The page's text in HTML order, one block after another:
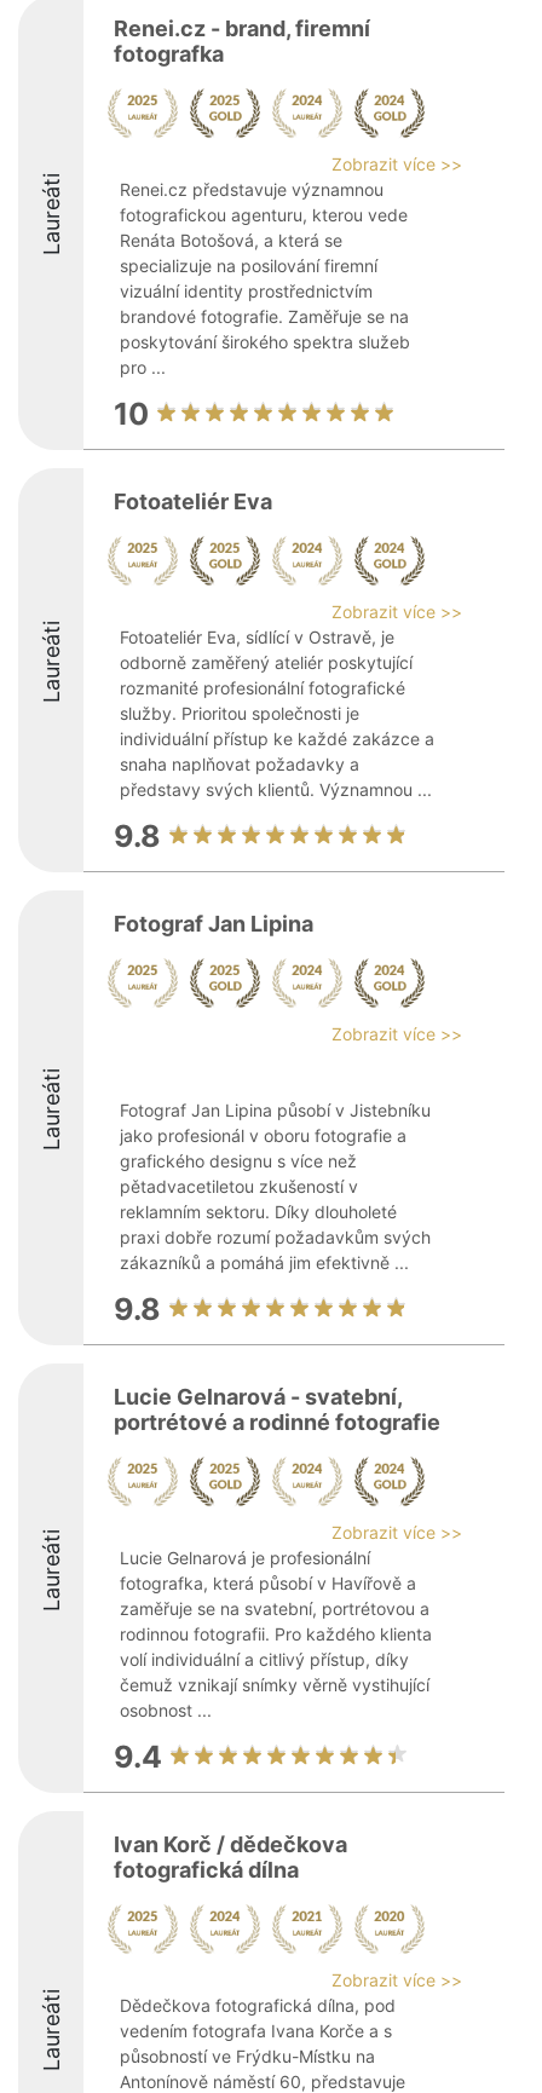
Laureáti
Renei.cz - brand, firemní
fotografka
Zobrazit více >>
Renei.cz představuje významnou
fotografickou agenturu, kterou vede
Renáta Botošová, a která se
specializuje na posilování firemní
vizuální identity prostřednictvím
brandové fotografie. Zaměřuje se na
poskytování širokého spektra služeb
pro ...
10
Laureáti
Fotoateliér Eva
Zobrazit více >>
Fotoateliér Eva, sídlící v Ostravě, je
odborně zaměřený ateliér poskytující
rozmanité profesionální fotografické
služby. Prioritou společnosti je
individuální přístup ke každé zakázce a
snaha naplňovat požadavky a
představy svých klientů. Významnou ...
9.8
Laureáti
Fotograf Jan Lipina
Zobrazit více >>
Fotograf Jan Lipina působí v Jistebníku
jako profesionál v oboru fotografie a
grafického designu s více než
pětadvacetiletou zkušeností v
reklamním sektoru. Díky dlouholeté
praxi dobře rozumí požadavkům svých
zákazníků a pomáhá jim efektivně ...
9.8
Laureáti
Lucie Gelnarová - svatební,
portrétové a rodinné fotografie
Zobrazit více >>
Lucie Gelnarová je profesionální
fotografka, která působí v Havířově a
zaměřuje se na svatební, portrétovou a
rodinnou fotografii. Pro každého klienta
volí individuální a citlivý přístup, díky
čemuž vznikají snímky věrně vystihující
osobnost ...
9.4
Laureáti
Ivan Korč / dědečkova
fotografická dílna
Zobrazit více >>
Dědečkova fotografická dílna, pod
vedením fotografa Ivana Korče a s
působností ve Frýdku-Místku na
Antonínově náměstí 60, představuje